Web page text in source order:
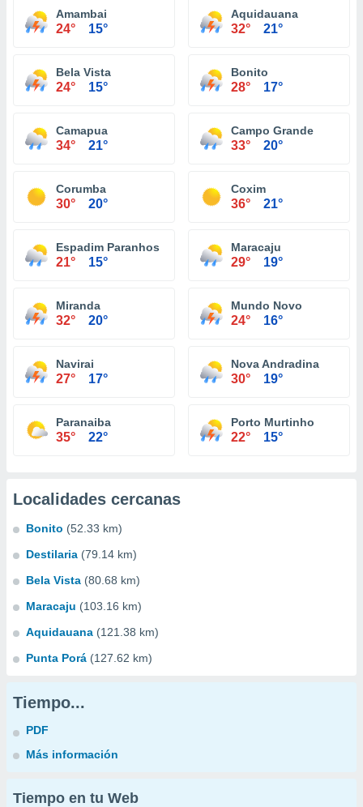
Amambai
24° 15°
Aquidauana
32° 21°
Bela Vista
24° 15°
Bonito
28° 17°
Camapua
34° 21°
Campo Grande
33° 20°
Corumba
30° 20°
Coxim
36° 21°
Espadim Paranhos
21° 15°
Maracaju
29° 19°
Miranda
32° 20°
Mundo Novo
24° 16°
Navirai
27° 17°
Nova Andradina
30° 19°
Paranaiba
35° 22°
Porto Murtinho
22° 15°
Localidades cercanas
Bonito (52.33 km)
Destilaria (79.14 km)
Bela Vista (80.68 km)
Maracaju (103.16 km)
Aquidauana (121.38 km)
Punta Porá (127.62 km)
Tiempo...
PDF
Más información
Tiempo en tu Web